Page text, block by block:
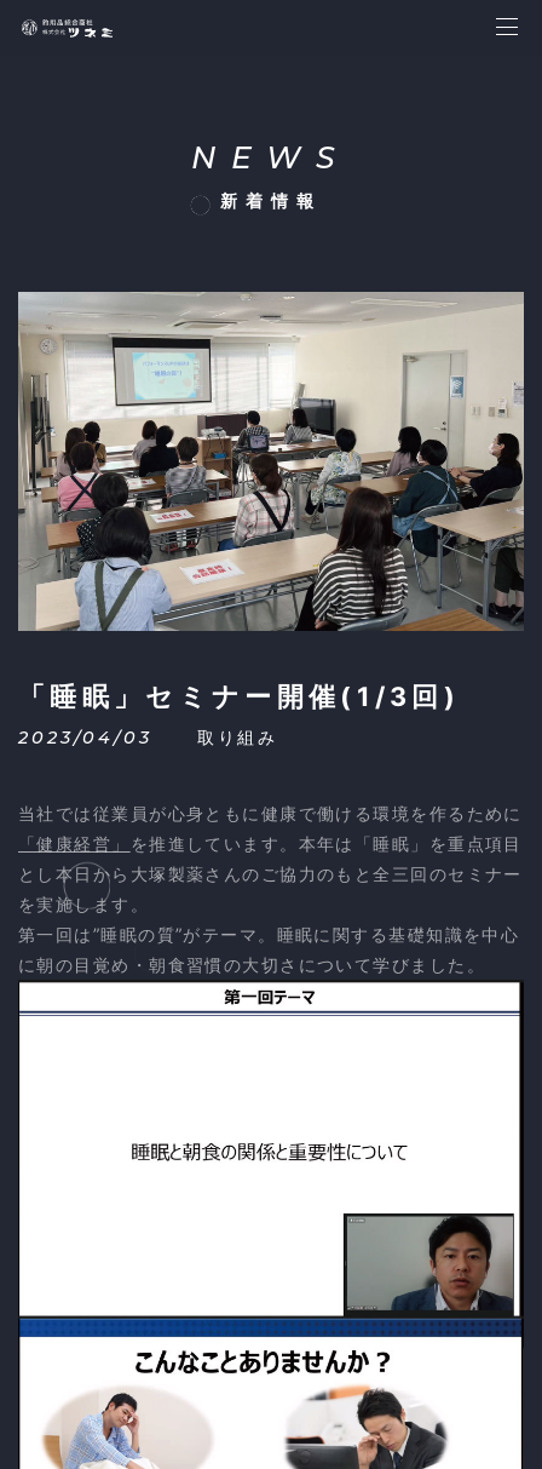
NEWS
新着情報
「睡眠」セミナー開催(1/3回)
2023/04/03 取り組み
当社では従業員が心身ともに健康で働ける環境を作るために
「健康経営」
を推進しています。本年は「睡眠」を重点項目
とし本日から大塚製薬さんのご協力のもと全三回のセミナー
を実施します。
第一回は”睡眠の質”がテーマ。睡眠に関する基礎知識を中心
に朝の目覚め・朝食習慣の大切さについて学びました。